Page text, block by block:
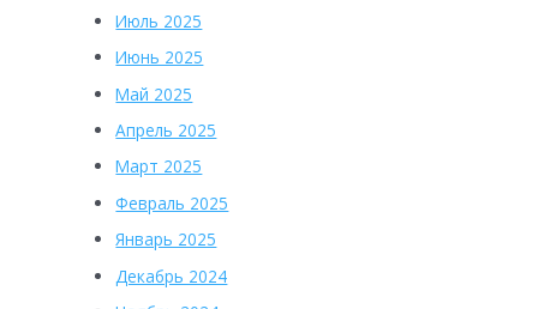
Июль 2025
Июнь 2025
Май 2025
Апрель 2025
Март 2025
Февраль 2025
Январь 2025
Декабрь 2024